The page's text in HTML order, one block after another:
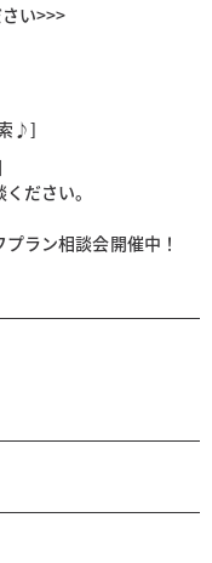
い>>>
♪]
ださい。
ラン相談会開催中！